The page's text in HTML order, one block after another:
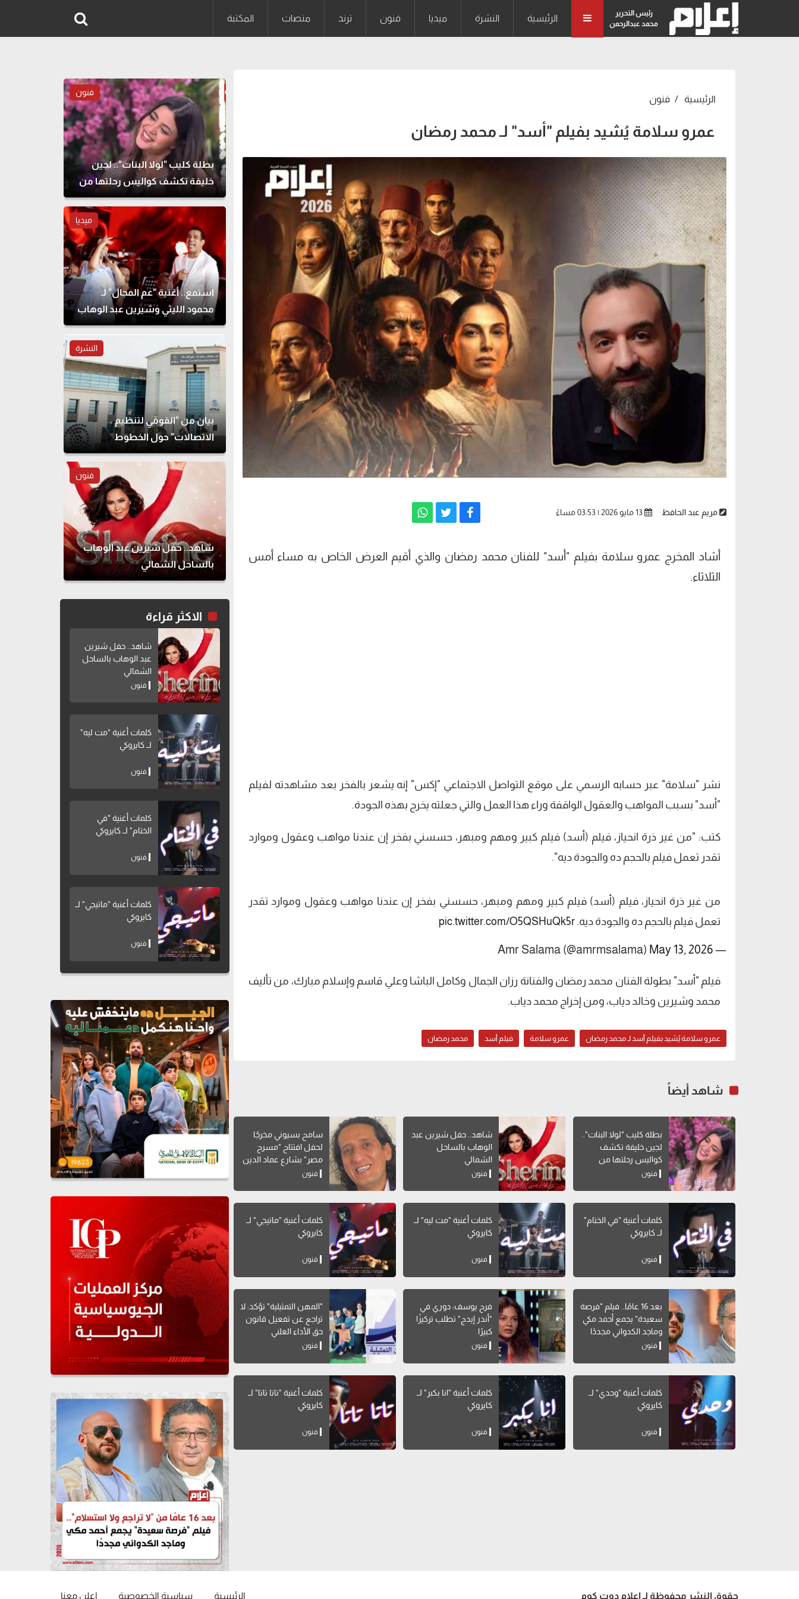
رئيس التحرير
محمد عبدالرحمن
الرئيسية النشرة ميديا فنون ترند منصات المكتبة
الرئيسية فنون
عمرو سلامة يُشيد بفيلم "أسد" لـ محمد رمضان
مريم عبد الحافظ
أشاد المخرج عمرو سلامة بفيلم "أسد" للفنان محمد رمضان والذي أقيم العرض الخاص به مساء أمس
الثلاثاء.
نشر "سلامة" عبر حسابه الرسمي على موقع التواصل الاجتماعي "إكس" إنه يشعر بالفخر بعد مشاهدته لفيلم
"أسد" بسبب المواهب والعقول الواقفة وراء هذا العمل والتي جعلته يخرج بهذه الجودة.
كتب: "من غير ذرة انحياز، فيلم (أسد) فيلم كبير ومهم ومبهر، حسسني بفخر إن عندنا مواهب وعقول وموارد
تقدر تعمل فيلم بالحجم ده والجودة ديه".
من غير ذرة انحياز، فيلم (أسد) فيلم كبير ومهم ومبهر، حسسني بفخر إن عندنا مواهب وعقول وموارد تقدر
تعمل فيلم بالحجم ده والجودة ديه. pic.twitter.com/O5QSHuQk5r
— Amr Salama (@amrmsalama)
May 13, 2026
فيلم "أسد" بطولة الفنان محمد رمضان والفنانة رزان الجمال وكامل الباشا وعلي قاسم وإسلام مبارك، من تأليف
محمد وشيرين وخالد دياب، ومن إخراج محمد دياب.
عمرو سلامة يُشيد بفيلم أسد لـ محمد رمضان عمرو سلامة فيلم أسد محمد رمضان
شاهد أيضاً
بطلة كليب "لولا البنات"..
لجين خليفة تكشف
كواليس رحلتها من
الطب للتمثيل
فنون
شاهد.. حفل شيرين عبد
الوهاب بالساحل
الشمالي
فنون
سامح بسيوني مخرجًا
لحفل افتتاح "مسرح
مصر" بشارع عماد الدين
فنون
كلمات أغنية "في الختام"
لــ كايروكي
فنون
كلمات أغنية "مت ليه" لــ
كايروكي
فنون
كلمات أغنية "ماتيجي" لــ
كايروكي
فنون
بعد 16 عامًا.. فيلم "فرصة
سعيدة" يجمع أحمد مكي
وماجد الكدواني مجددًا
فنون
فرح يوسف: دوري في
"أندر إيدج" تطلب تركيزًا
كبيرًا
فنون
"المهن التمثيلية" تؤكد: لا
تراجع عن تفعيل قانون
حق الأداء العلني
فنون
كلمات أغنية "وحدي" لــ
كايروكي
فنون
كلمات أغنية "انا بكبر" لــ
كايروكي
فنون
كلمات أغنية "تاتا تاتا" لــ
كايروكي
فنون
فنون
بطلة كليب "لولا البنات".. لجين
خليفة تكشف كواليس رحلتها من
الطب للتمثيل
ميديا
استمع.. أغنية "عم المجال" لـ
محمود الليثي وشيرين عبد الوهاب
النشرة
بيان من "القومي لتنظيم
الاتصالات" حول الخطوط
المسجلة بأسماء مواطنين دون
فنون
شاهد.. حفل شيرين عبد الوهاب
بالساحل الشمالي
الاكثر قراءة
شاهد.. حفل شيرين
عبد الوهاب بالساحل
الشمالي
فنون
كلمات أغنية "مت ليه"
لــ كايروكي
فنون
كلمات أغنية "في
الختام" لــ كايروكي
فنون
كلمات أغنية "ماتيجي" لــ
كايروكي
فنون
حقوق النشر محفوظة لـ إعلام دوت كوم الرئيسية سياسية الخصوصية إعلن معنا